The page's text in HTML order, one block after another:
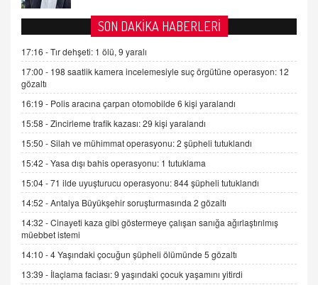
SEHER EREK
Kış Ayları Geldi, Hangi Önlemler Alınmalı?
9.12.2025 10:11
İNCİ GÜL AKÖL
Trump Keşke Adana'yı da Ziyaret Etse...
06.07.2026 13:00
ADEM AKÖL
Esed Destekçilerinin Yüzüne Vurulan Şamar:
Sednaya
11.12.2024 12:30
DR. EKREM ASLAN
Gerçek Ne, Algı Ne? "Beraber Yürüyoruz"
Cümlesinin Peşinden
19.07.2025 12:45
SON DAKİKA HABERLERİ
17:16 -Tır dehşeti: 1 ölü, 9 yaralı
17:00 - 198 saatlik kamera incelemesiyle suç örgütüne operasyon: 12
gözaltı
16:19 - Polis aracına çarpan otomobilde 6 kişi yaralandı
15:58 -Zincirleme trafik kazası: 29 kişi yaralandı
15:50 -Silah ve mühimmat operasyonu: 2 şüpheli tutuklandı
15:42 -Yasa dışı bahis operasyonu: 1 tutuklama
15:04 -71 ilde uyuşturucu operasyonu: 844 şüpheli tutuklandı
14:52 -Antalya Büyükşehir soruşturmasında 2 gözaltı
14:32 -Cinayeti kaza gibi göstermeye çalışan sanığa ağırlaştırılmış
müebbet istemi
14:10 -4 Yaşındaki çocuğun şüpheli ölümünde 5 gözaltı
13:39 - İlaçlama faciası: 9 yaşındaki çocuk yaşamını yitirdi